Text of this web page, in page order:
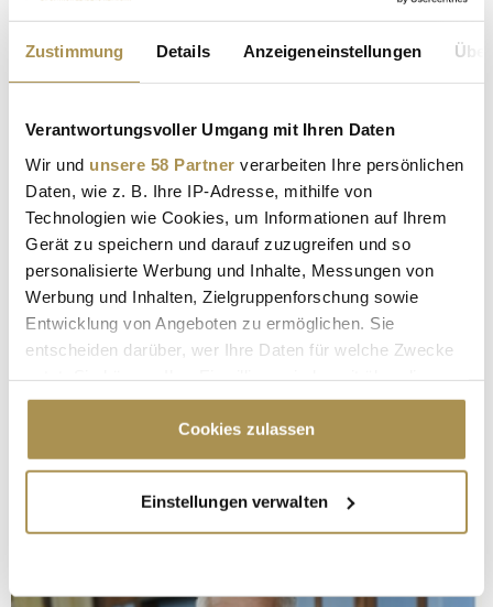
Zustimmung Details Anzeigeneinstellungen
Verantwortungsvoller Umgang mit Ihren Daten
Wir und unsere 58 Partner verarbeiten Ihre persönlichen
Daten, wie z. B. Ihre IP-Adresse, mithilfe von
Technologien wie Cookies, um Informationen auf Ihrem
Gerät zu speichern und darauf zuzugreifen und so
personalisierte Werbung und Inhalte, Messungen von
Werbung und Inhalten, Zielgruppenforschung sowie
Entwicklung von Angeboten zu ermöglichen. Sie
entscheiden darüber, wer Ihre Daten für welche Zwecke
Cookie-Erklärung oder durch Klicken auf das Privacy
Trigger Symbol ändern oder widerrufen
Informationen über Ihre geografische Lage
erfassen, welche bis auf einige Meter genau sein
Cookies zulassen
Einstellungen verwalten